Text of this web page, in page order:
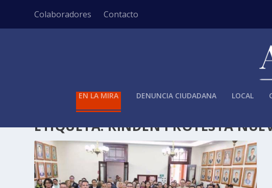
Colaboradores Contacto
EN LA MIRA DENUNCIA CIUDADANA LOCAL
ETIQUETA:RINDEN PROTESTA